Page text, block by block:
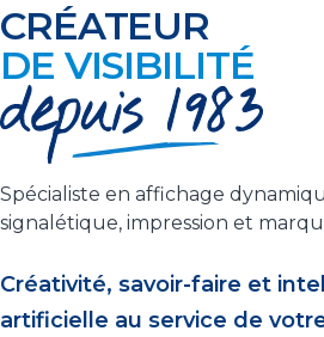
CRÉATEUR
DE VISIBILITÉ
Spécialiste en affichage
signalétique, impression et
Créativité, savoir-faire et
artificielle au service de